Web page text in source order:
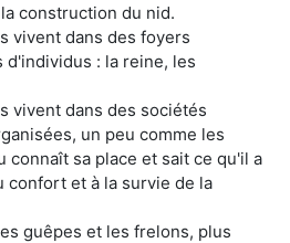
construction du nid.
vivent dans des foyers
: la reine, les
vivent dans des sociétés
un peu comme les
connaît sa place et sait ce qu'il a
confort et à la survie de la
guêpes et les frelons, plus